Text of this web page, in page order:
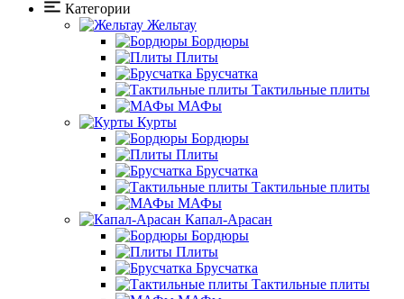
Категории
Жельтау
Бордюры
Плиты
Брусчатка
Тактильные плиты
МАФы
Курты
Бордюры
Плиты
Брусчатка
Тактильные плиты
МАФы
Капал-Арасан
Бордюры
Плиты
Брусчатка
Тактильные плиты